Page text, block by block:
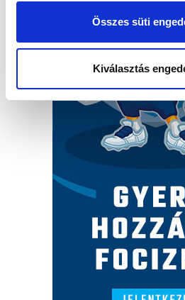
Összes süti
Kiválasztás